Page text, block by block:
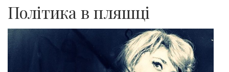
Політика в пляшці